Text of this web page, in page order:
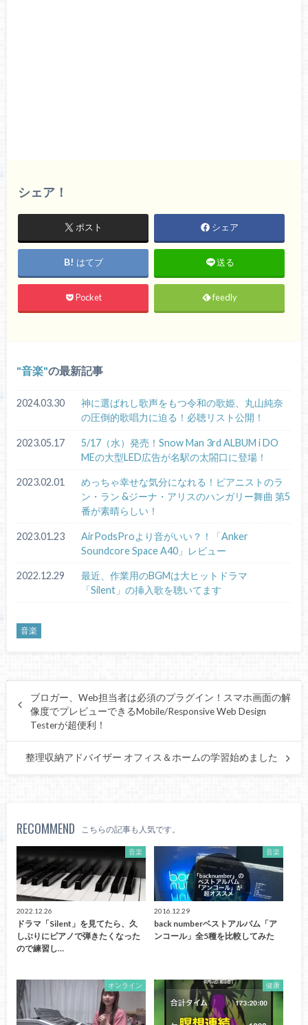
シェア！
ポスト シェア
はてブ 送る
Pocket feedly
音楽 の最新記事
2024.03.30
神に選ばれし歌声をもつ令和の歌姫、丸山純奈
の圧倒的歌唱力に迫る！必聴リスト公開！
2023.05.17
5/17（水）発売！Snow Man 3rd ALBUM i DO
MEの大型LED広告が名駅の太閤口に登場！
2023.02.01
めっちゃ幸せな気分になれる！ピアニストのラ
ン・ラン &ジーナ・アリスのハンガリー舞曲 第5
番が素晴らしい！
2023.01.23
AirPodsProより音がいい？！「Anker
Soundcore Space A40」レビュー
2022.12.29
最近、作業用のBGMは大ヒットドラマ
「Silent」の挿入歌を聴いてます
音楽
ブロガー、Web担当者は必須のプラグイン！スマホ画面の解
像度でプレビューできるMobile/Responsive Web Design
Testerが超便利！
整理収納アドバイザー オフィス＆ホームの学習始めました
RECOMMEND こちらの記事も人気です。
音楽
2022.12.26
ドラマ「Silent」を見てたら、久
しぶりにピアノで弾きたくなった
ので練習し…
音楽
2016.12.29
back numberベストアルバム「ア
ンコール」全5種を比較してみた
オンライン 健康